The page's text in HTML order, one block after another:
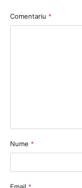
Comentariu *
Nume *